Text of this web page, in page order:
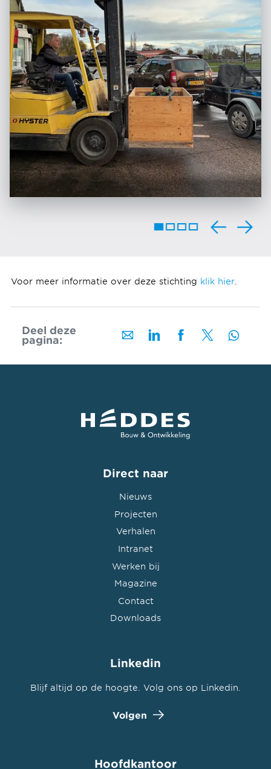
Voor meer informatie over deze stichting klik hier.
Deel deze
pagina:
Direct naar
Nieuws
Projecten
Verhalen
Intranet
Werken bij
Magazine
Contact
Downloads
Linkedin
Blijf altijd op de hoogte. Volg ons op Linkedin.
Volgen
Hoofdkantoor